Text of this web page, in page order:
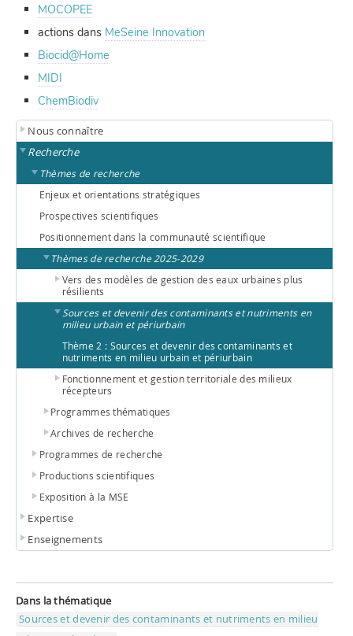
MOCOPEE
actions dans MeSeine Innovation
Biocid@Home
MIDI
ChemBiodiv
Nous connaître
Recherche
Thèmes de recherche
Enjeux et orientations stratégiques
Prospectives scientifiques
Positionnement dans la communauté scientifique
Thèmes de recherche 2025-2029
Vers des modèles de gestion des eaux urbaines plus
résilients
Sources et devenir des contaminants et nutriments en
milieu urbain et périurbain
Thème 2 : Sources et devenir des contaminants et
nutriments en milieu urbain et périurbain
Fonctionnement et gestion territoriale des milieux
récepteurs
Programmes thématiques
Archives de recherche
Programmes de recherche
Productions scientifiques
Exposition à la MSE
Expertise
Enseignements
Dans la thématique
Sources et devenir des contaminants et nutriments en milieu